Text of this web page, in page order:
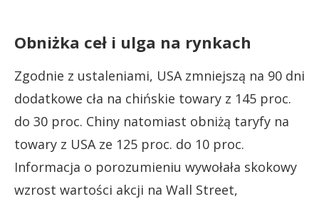
Obniżka ceł i ulga na rynkach
Zgodnie z ustaleniami, USA zmniejszą na 90 dni
dodatkowe cła na chińskie towary z 145 proc.
do 30 proc. Chiny natomiast obniżą taryfy na
towary z USA ze 125 proc. do 10 proc.
Informacja o porozumieniu wywołała skokowy
wzrost wartości akcji na Wall Street,